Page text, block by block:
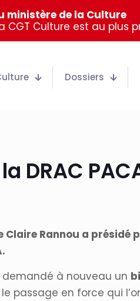
ministère de la Culture
CGT Culture est au plus
Dossiers
DRAC
Rannou a présidé
demandé à nouveau un
passage en force qui